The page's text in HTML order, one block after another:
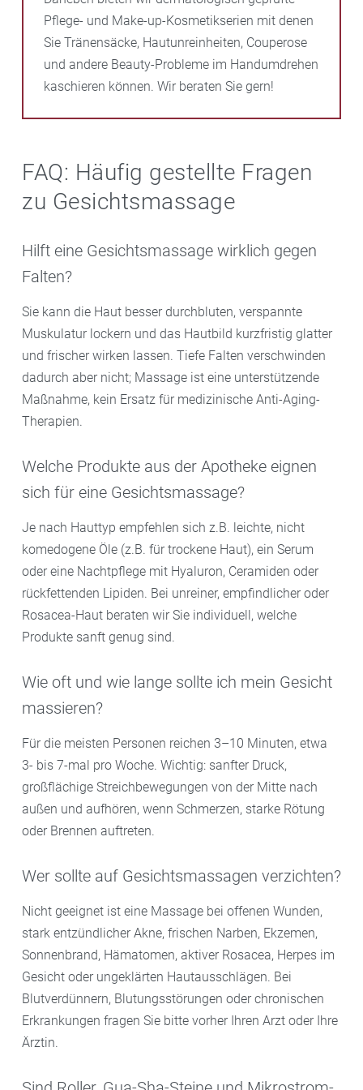
Pflege- und Make-up-Kosmetikserien mit denen
Sie Tränensäcke, Hautunreinheiten, Couperose
und andere Beauty-Probleme im Handumdrehen
kaschieren können. Wir beraten Sie gern!
FAQ: Häufig gestellte Fragen
zu Gesichtsmassage
Hilft eine Gesichtsmassage wirklich gegen
Falten?
Sie kann die Haut besser durchbluten, verspannte
Muskulatur lockern und das Hautbild kurzfristig glatter
und frischer wirken lassen. Tiefe Falten verschwinden
dadurch aber nicht; Massage ist eine unterstützende
Maßnahme, kein Ersatz für medizinische Anti-Aging-
Therapien.
Welche Produkte aus der Apotheke eignen
sich für eine Gesichtsmassage?
Je nach Hauttyp empfehlen sich z.B. leichte, nicht
komedogene Öle (z.B. für trockene Haut), ein Serum
oder eine Nachtpflege mit Hyaluron, Ceramiden oder
rückfettenden Lipiden. Bei unreiner, empfindlicher oder
Rosacea-Haut beraten wir Sie individuell, welche
Produkte sanft genug sind.
Wie oft und wie lange sollte ich mein Gesicht
massieren?
Für die meisten Personen reichen 3–10 Minuten, etwa
3- bis 7-mal pro Woche. Wichtig: sanfter Druck,
großflächige Streichbewegungen von der Mitte nach
außen und aufhören, wenn Schmerzen, starke Rötung
oder Brennen auftreten.
Wer sollte auf Gesichtsmassagen verzichten?
Nicht geeignet ist eine Massage bei offenen Wunden,
stark entzündlicher Akne, frischen Narben, Ekzemen,
Sonnenbrand, Hämatomen, aktiver Rosacea, Herpes im
Gesicht oder ungeklärten Hautausschlägen. Bei
Blutverdünnern, Blutungsstörungen oder chronischen
Erkrankungen fragen Sie bitte vorher Ihren Arzt oder Ihre
Ärztin.